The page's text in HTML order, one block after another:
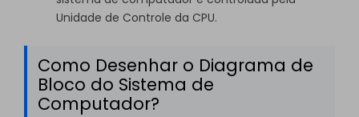
Unidade de Controle da CPU.
Como Desenhar o Diagrama de
Bloco do Sistema de
Computador?